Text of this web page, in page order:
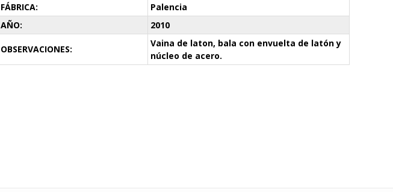
FÁBRICA:
Palencia
AÑO:
2010
OBSERVACIONES:
Vaina de laton, bala con envuelta de latón y
núcleo de acero.